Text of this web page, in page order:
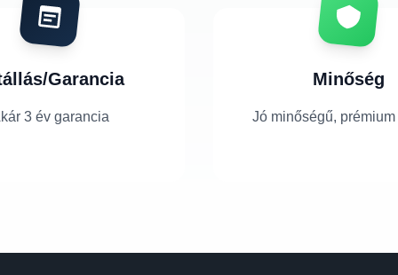
Garancia
3 év garancia
Minőség
Jó minőségű, prémium